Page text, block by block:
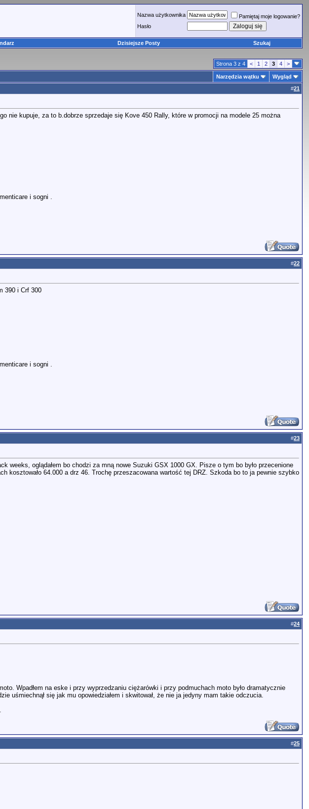
Nazwa użytkownika
Pamiętaj moje logowanie?
Hasło
Dzisiejsze Posty Szukaj
Strona 3 z 4 < 1 2 3 4 >
Narzędzia wątku
Wygląd
#21
nie kupuje, za to b.dobrze sprzedaje się Kove 450 Rally, które w promocji na modele 25 można
i sogni .
#22
390 i Crf 300
i sogni .
#23
weeks, oglądałem bo chodzi za mną nowe Suzuki GSX 1000 GX. Pisze o tym bo było przecenione
64.000 a drz 46. Trochę przeszacowana wartość tej DRZ. Szkoda bo to ja pewnie szybko
#24
Wpadłem na eske i przy wyprzedzaniu ciężarówki i przy podmuchach moto było dramatycznie
uśmiechnął się jak mu opowiedziałem i skwitował, że nie ja jedyny mam takie odczucia.
#25